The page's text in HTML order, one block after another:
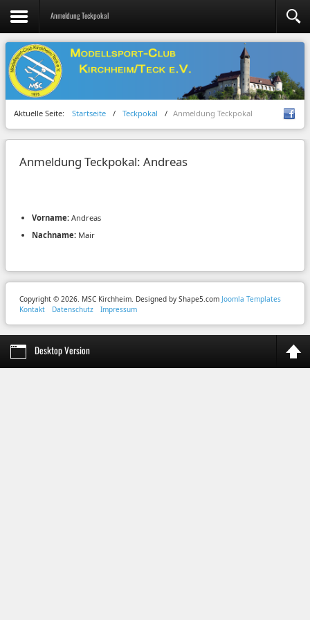
Anmeldung Teckpokal
Aktuelle Seite: Startseite / Teckpokal / Anmeldung Teckpokal
Anmeldung Teckpokal: Andreas
Vorname: Andreas
Nachname: Mair
Copyright © 2026. MSC Kirchheim. Designed by Shape5.com Joomla Templates
Kontakt
Datenschutz Impressum
Desktop Version